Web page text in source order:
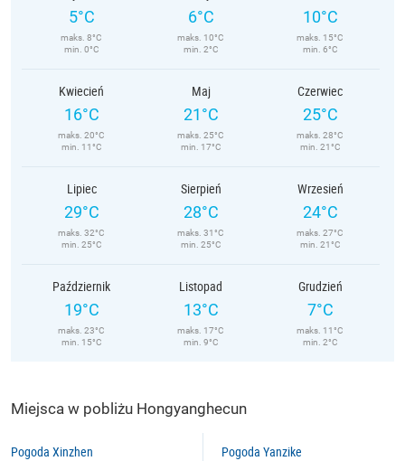
5°C
maks. 8°C
min. 0°C
6°C
maks. 10°C
min. 2°C
10°C
maks. 15°C
min. 6°C
Kwiecień
16°C
maks. 20°C
min. 11°C
Maj
21°C
maks. 25°C
min. 17°C
Czerwiec
25°C
maks. 28°C
min. 21°C
Lipiec
29°C
maks. 32°C
min. 25°C
Sierpień
28°C
maks. 31°C
min. 25°C
Wrzesień
24°C
maks. 27°C
min. 21°C
Październik
19°C
maks. 23°C
min. 15°C
Listopad
13°C
maks. 17°C
min. 9°C
Grudzień
7°C
maks. 11°C
min. 2°C
Miejsca w pobliżu Hongyanghecun
Pogoda Xinzhen Pogoda Yanzike